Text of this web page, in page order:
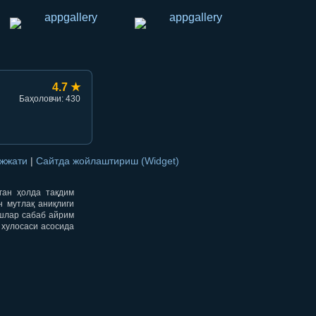
4.7 ★
Баҳоловчи: 430
| Сайтда жойлаштириш (Widget)
ҳолда тақдим
аниқлиги
сабаб айрим
асосида